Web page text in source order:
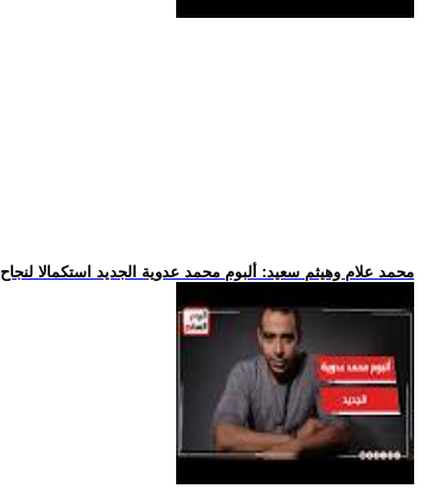
.. محمد علام وهيثم سعيد: ألبوم محمد عدوية الجديد استكمالا لنجاح